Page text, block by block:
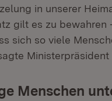
in unserer
gilt es zu bewahren
sich so viele
Ministerpräsident
Menschen